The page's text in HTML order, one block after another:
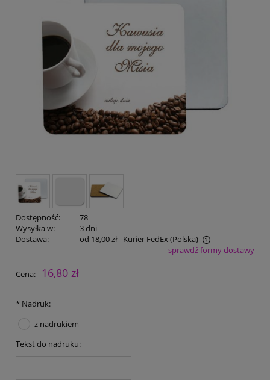
Dostępność:
78
Wysyłka w:
3 dni
Dostawa:
od 18,00 zł- Kurier FedEx(Polska)
Cena nie zawiera ewentualnych kosztów płatnościsprawdź formy dostawy
Cena: 16,80 zł
* Nadruk:
z nadrukiem
Tekst do nadruku: